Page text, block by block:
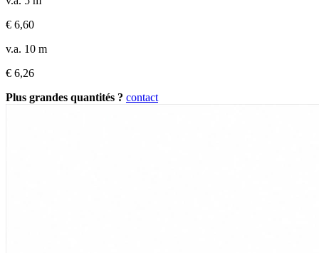
€ 6,60
v.a. 10 m
€ 6,26
Plus grandes quantités ? contact